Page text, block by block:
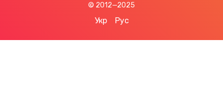
© 2012—2025
Укр Рус